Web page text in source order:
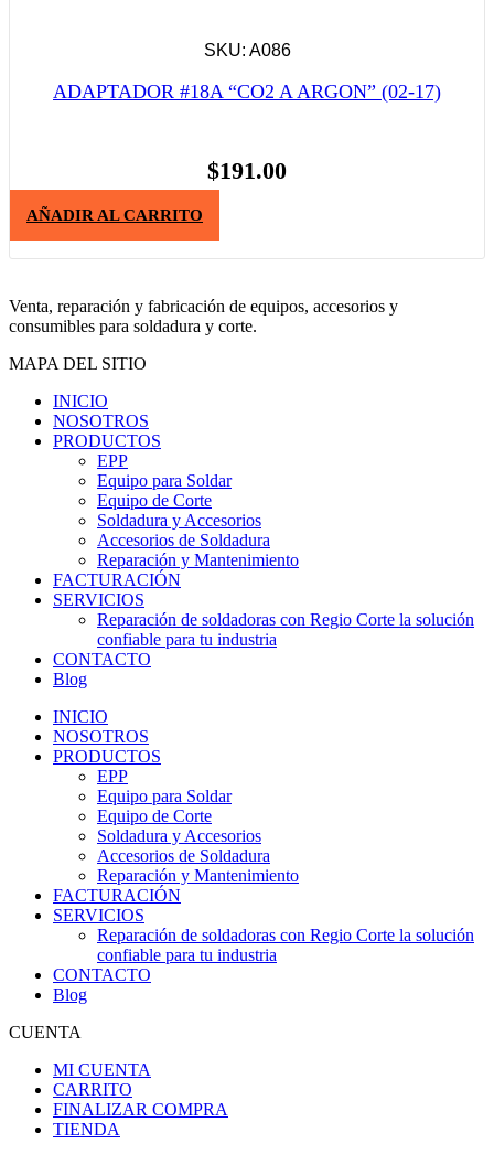
SKU: A086
ADAPTADOR #18A “CO2 A ARGON” (02-17)
$191.00
AÑADIR AL CARRITO
Venta, reparación y fabricación de equipos, accesorios y
consumibles para soldadura y corte.
MAPA DEL SITIO
INICIO
NOSOTROS
PRODUCTOS
EPP
Equipo para Soldar
Equipo de Corte
Soldadura y Accesorios
Accesorios de Soldadura
Reparación y Mantenimiento
FACTURACIÓN
SERVICIOS
Reparación de soldadoras con Regio Corte la solución
confiable para tu industria
CONTACTO
Blog
INICIO
NOSOTROS
PRODUCTOS
EPP
Equipo para Soldar
Equipo de Corte
Soldadura y Accesorios
Accesorios de Soldadura
Reparación y Mantenimiento
FACTURACIÓN
SERVICIOS
Reparación de soldadoras con Regio Corte la solución
confiable para tu industria
CONTACTO
Blog
CUENTA
MI CUENTA
CARRITO
FINALIZAR COMPRA
TIENDA